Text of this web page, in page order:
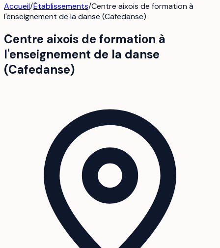
Accueil/Établissements/Centre aixois de formation à
l'enseignement de la danse (Cafedanse)
Centre aixois de formation à
l'enseignement de la danse
(Cafedanse)